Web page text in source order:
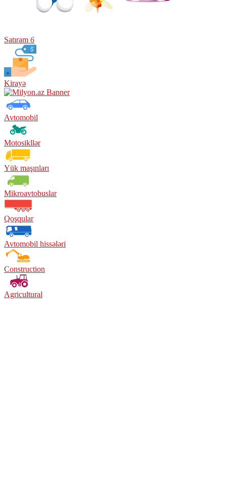
Satıram 6
Kirayə
Avtomobil
Motosikllər
Yük maşınları
Mikroavtobuslar
Qoşqular
Avtomobil hissələri
Construction
Agricultural